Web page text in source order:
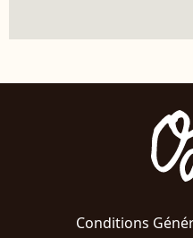
Conditions